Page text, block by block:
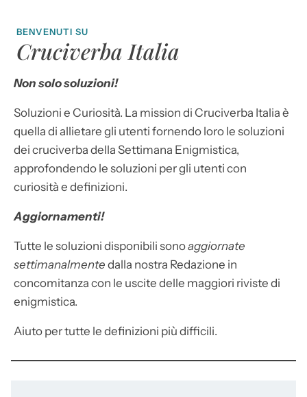
BENVENUTI SU
Cruciverba Italia
Non solo soluzioni!
Soluzioni e Curiosità. La mission di Cruciverba Italia è
quella di allietare gli utenti fornendo loro le soluzioni
dei cruciverba della Settimana Enigmistica,
approfondendo le soluzioni per gli utenti con
curiosità e definizioni.
Aggiornamenti!
Tutte le soluzioni disponibili sonoaggiornate
settimanalmente dalla nostra Redazione in
concomitanza con le uscite delle maggiori riviste di
enigmistica.
Aiuto per tutte le definizioni più difficili.